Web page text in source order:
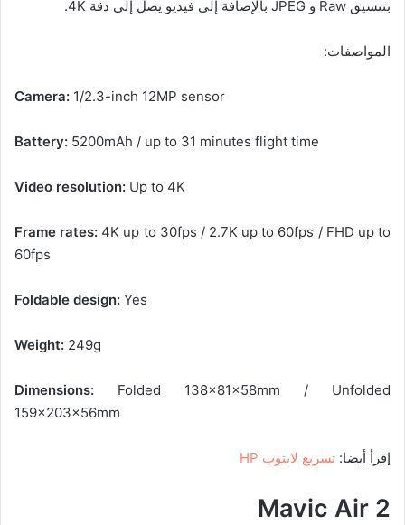
بتنسيق Raw و JPEG بالإضافة إلى فيديو يصل إلى دقة 4K.
المواصفات:
Camera: 1/2.3-inch 12MP sensor
Battery: 5200mAh / up to 31 minutes flight time
Video resolution: Up to 4K
Frame rates: 4K up to 30fps / 2.7K up to 60fps / FHD up to
60fps
Foldable design: Yes
Weight: 249g
Dimensions: Folded 138x81x58mm / Unfolded
159x203x56mm
إقرأ أيضا: تسريع لابتوب HP
Mavic Air 2